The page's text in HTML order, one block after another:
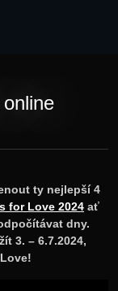
ty nejlepší 4
for Love 2024 ať
dny.
3. – 6.7.2024,